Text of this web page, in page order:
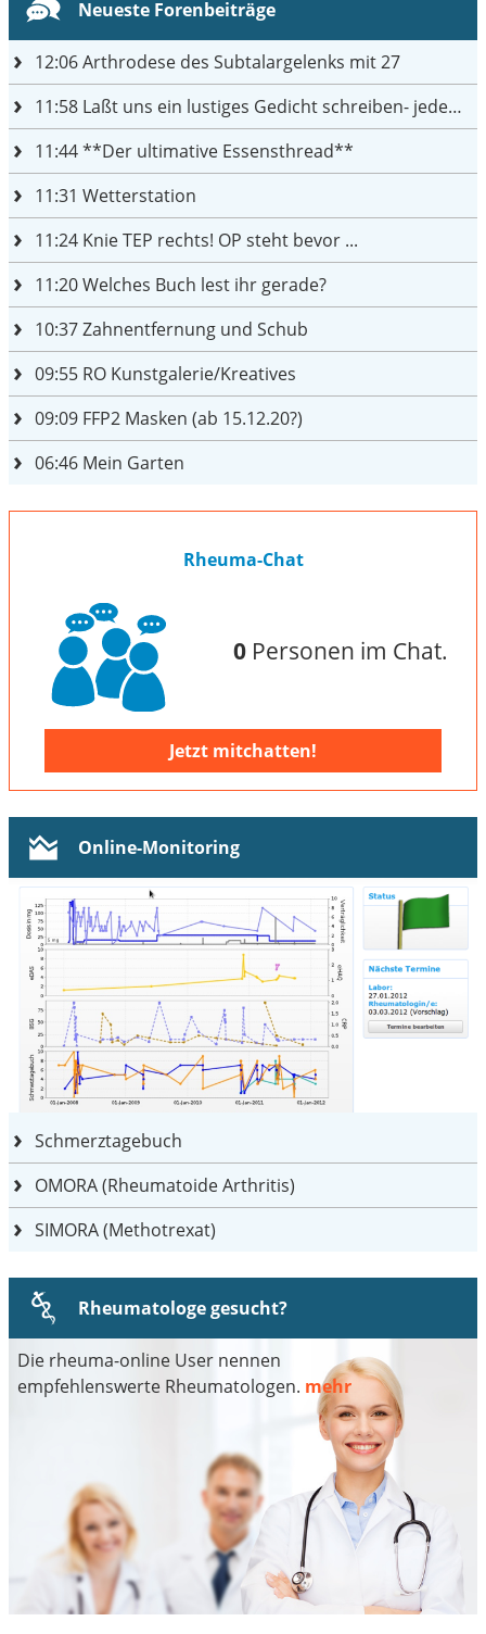
Neueste Forenbeiträge
12:06Arthrodese des Subtalargelenks mit 27
11:58 Laßt uns ein lustiges Gedicht schreiben- jeder einen Satz
11:44**Der ultimative Essensthread**
11:31 Wetterstation
11:24 Knie TEP rechts! OP steht bevor ...
11:20Welches Buch lest ihr gerade?
10:37Zahnentfernung und Schub
09:55 RO Kunstgalerie/Kreatives
09:09 FFP2 Masken (ab 15.12.20?)
06:46 Mein Garten
Rheuma-Chat
0Personen im Chat.
Jetzt mitchatten!
Online-Monitoring
Schmerztagebuch
OMORA (Rheumatoide Arthritis)
SIMORA (Methotrexat)
Rheumatologe gesucht?
Die rheuma-online User nennen
empfehlenswerte Rheumatologen. mehr